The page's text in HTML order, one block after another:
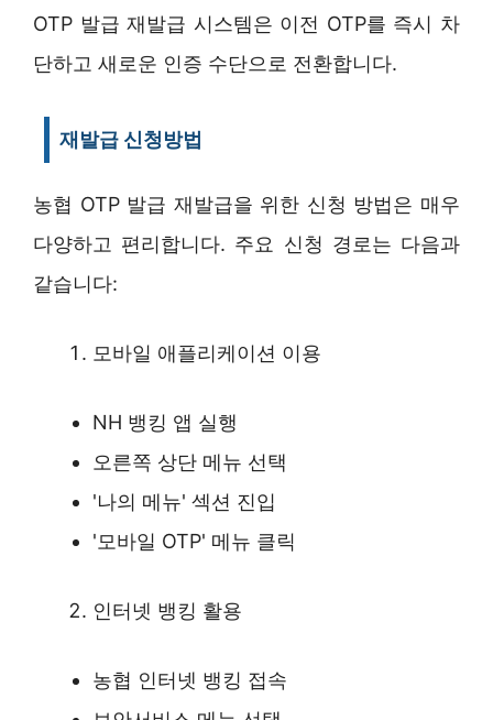
OTP 발급 재발급 시스템은 이전 OTP를 즉시 차
단하고 새로운 인증 수단으로 전환합니다.
재발급 신청방법
농협 OTP 발급 재발급을 위한 신청 방법은 매우
다양하고 편리합니다. 주요 신청 경로는 다음과
같습니다:
모바일 애플리케이션 이용
NH 뱅킹 앱 실행
오른쪽 상단 메뉴 선택
'나의 메뉴' 섹션 진입
'모바일 OTP' 메뉴 클릭
인터넷 뱅킹 활용
농협 인터넷 뱅킹 접속